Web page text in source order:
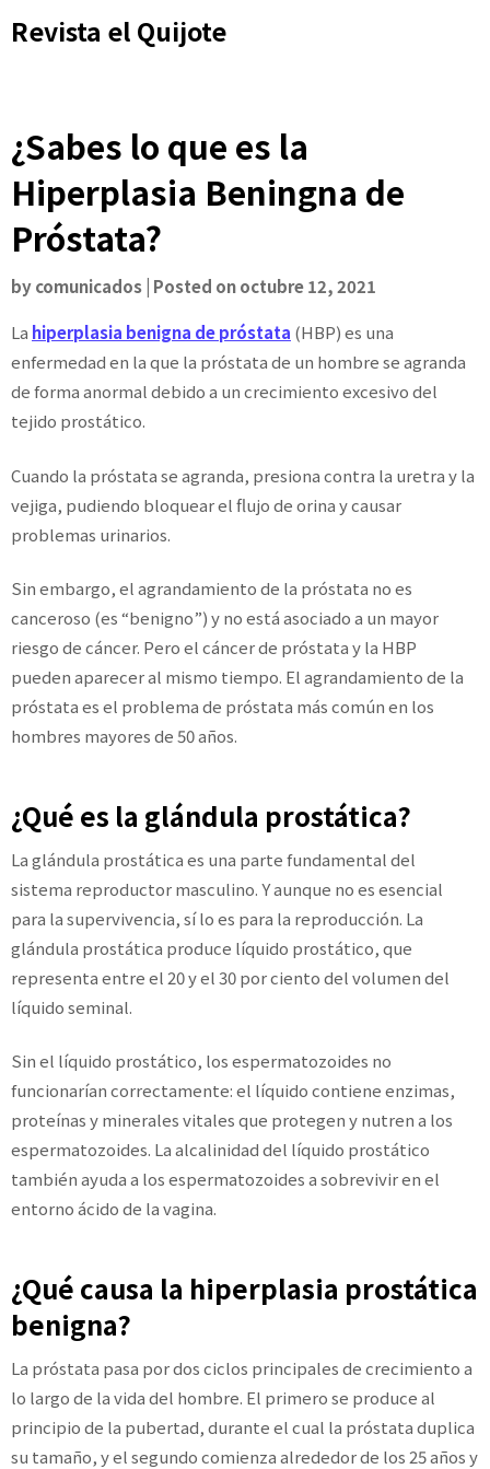
toRevista el Quijote
¿Sabes lo que es la
Hiperplasia Beningna de
Próstata?
bycomunicados Posted onoctubre 12, 2021
La hiperplasia benigna de próstata (HBP) es una
enfermedad en la que la próstata de un hombre se agranda
de forma anormal debido a un crecimiento excesivo del
tejido prostático.
Cuando la próstata se agranda, presiona contra la uretra y la
vejiga, pudiendo bloquear el flujo de orina y causar
problemas urinarios.
Sin embargo, el agrandamiento de la próstata no es
canceroso (es “benigno”) y no está asociado a un mayor
riesgo de cáncer. Pero el cáncer de próstata y la HBP
pueden aparecer al mismo tiempo. El agrandamiento de la
próstata es el problema de próstata más común en los
hombres mayores de 50 años.
¿Qué es la glándula prostática?
La glándula prostática es una parte fundamental del
sistema reproductor masculino. Y aunque no es esencial
para la supervivencia, sí lo es para la reproducción. La
glándula prostática produce líquido prostático, que
representa entre el 20 y el 30 por ciento del volumen del
líquido seminal.
Sin el líquido prostático, los espermatozoides no
funcionarían correctamente: el líquido contiene enzimas,
proteínas y minerales vitales que protegen y nutren a los
espermatozoides. La alcalinidad del líquido prostático
también ayuda a los espermatozoides a sobrevivir en el
entorno ácido de la vagina.
¿Qué causa la hiperplasia prostática
benigna?
La próstata pasa por dos ciclos principales de crecimiento a
lo largo de la vida del hombre. El primero se produce al
principio de la pubertad, durante el cual la próstata duplica
su tamaño, y el segundo comienza alrededor de los 25 años y